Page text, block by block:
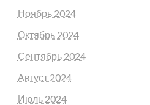
Ноябрь 2024
Октябрь 2024
Сентябрь 2024
Август 2024
Июль 2024